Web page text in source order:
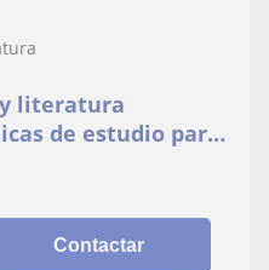
y literatura
de estudio para
Contactar